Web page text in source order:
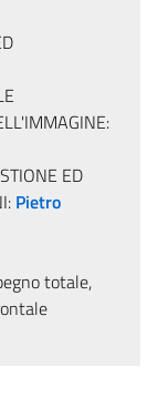
ED
Pietro
totale,